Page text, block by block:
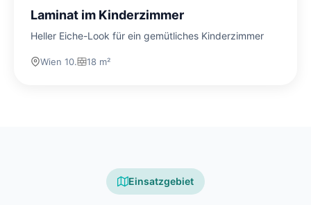
Laminat im Kinderzimmer
Heller Eiche-Look für ein gemütliches Kinderzimmer
Wien 10. 18 m²
Einsatzgebiet